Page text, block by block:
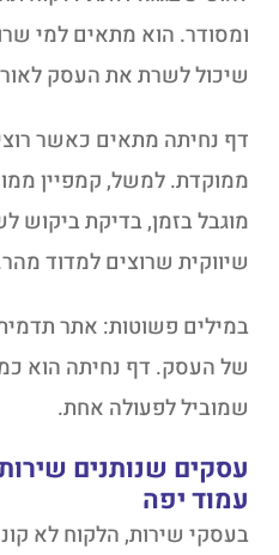
ומסודר. הוא מתאים למי
שיכול לשרת את העסק
דף נחיתה מתאים כאשר
ממוקדת. למשל, קמפיין
מוגבל בזמן, בדיקת ביקוש
שיווקית שרוצים למדוד
במילים פשוטות: אתר
של העסק. דף נחיתה הוא
שמוביל לפעולה אחת.
עסקים שנותנים
עמוד יפה
בעסקי שירות, הלקוח לא